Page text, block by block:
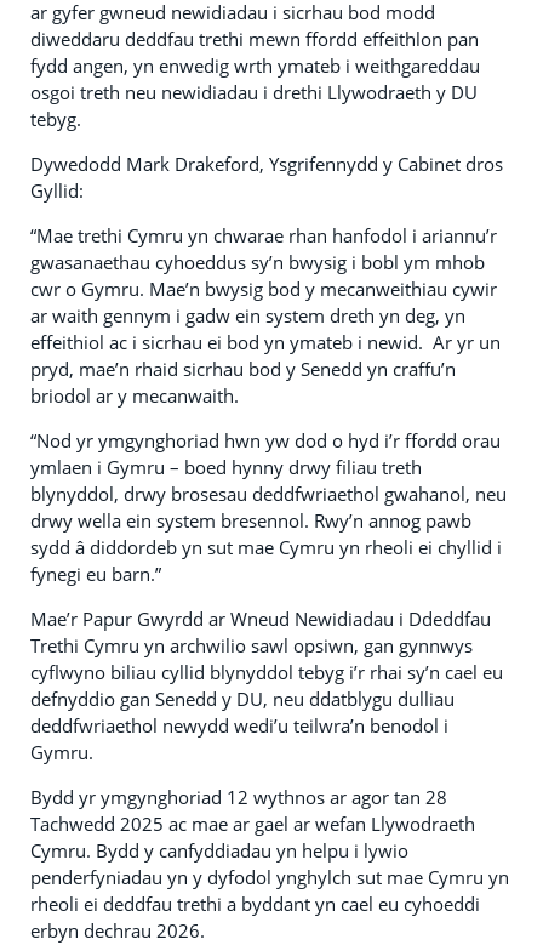
ar gyfer gwneud newidiadau i sicrhau bod modd
diweddaru deddfau trethi mewn ffordd effeithlon pan
fydd angen, yn enwedig wrth ymateb i weithgareddau
osgoi treth neu newidiadau i drethi Llywodraeth y DU
tebyg.
Dywedodd Mark Drakeford, Ysgrifennydd y Cabinet dros
Gyllid:
“Mae trethi Cymru yn chwarae rhan hanfodol i ariannu’r
gwasanaethau cyhoeddus sy’n bwysig i bobl ym mhob
cwr o Gymru. Mae’n bwysig bod y mecanweithiau cywir
ar waith gennym i gadw ein system dreth yn deg, yn
effeithiol ac i sicrhau ei bod yn ymateb i newid. Ar yr un
pryd, mae’n rhaid sicrhau bod y Senedd yn craffu’n
briodol ar y mecanwaith.
“Nod yr ymgynghoriad hwn yw dod o hyd i’r ffordd orau
ymlaen i Gymru – boed hynny drwy filiau treth
blynyddol, drwy brosesau deddfwriaethol gwahanol, neu
drwy wella ein system bresennol. Rwy’n annog pawb
sydd â diddordeb yn sut mae Cymru yn rheoli ei chyllid i
fynegi eu barn.”
Mae’r Papur Gwyrdd ar Wneud Newidiadau i Ddeddfau
Trethi Cymru yn archwilio sawl opsiwn, gan gynnwys
cyflwyno biliau cyllid blynyddol tebyg i’r rhai sy’n cael eu
defnyddio gan Senedd y DU, neu ddatblygu dulliau
deddfwriaethol newydd wedi’u teilwra’n benodol i
Gymru.
Bydd yr ymgynghoriad 12 wythnos ar agor tan 28
Tachwedd 2025 ac mae ar gael ar wefan Llywodraeth
Cymru. Bydd y canfyddiadau yn helpu i lywio
penderfyniadau yn y dyfodol ynghylch sut mae Cymru yn
rheoli ei deddfau trethi a byddant yn cael eu cyhoeddi
erbyn dechrau 2026.